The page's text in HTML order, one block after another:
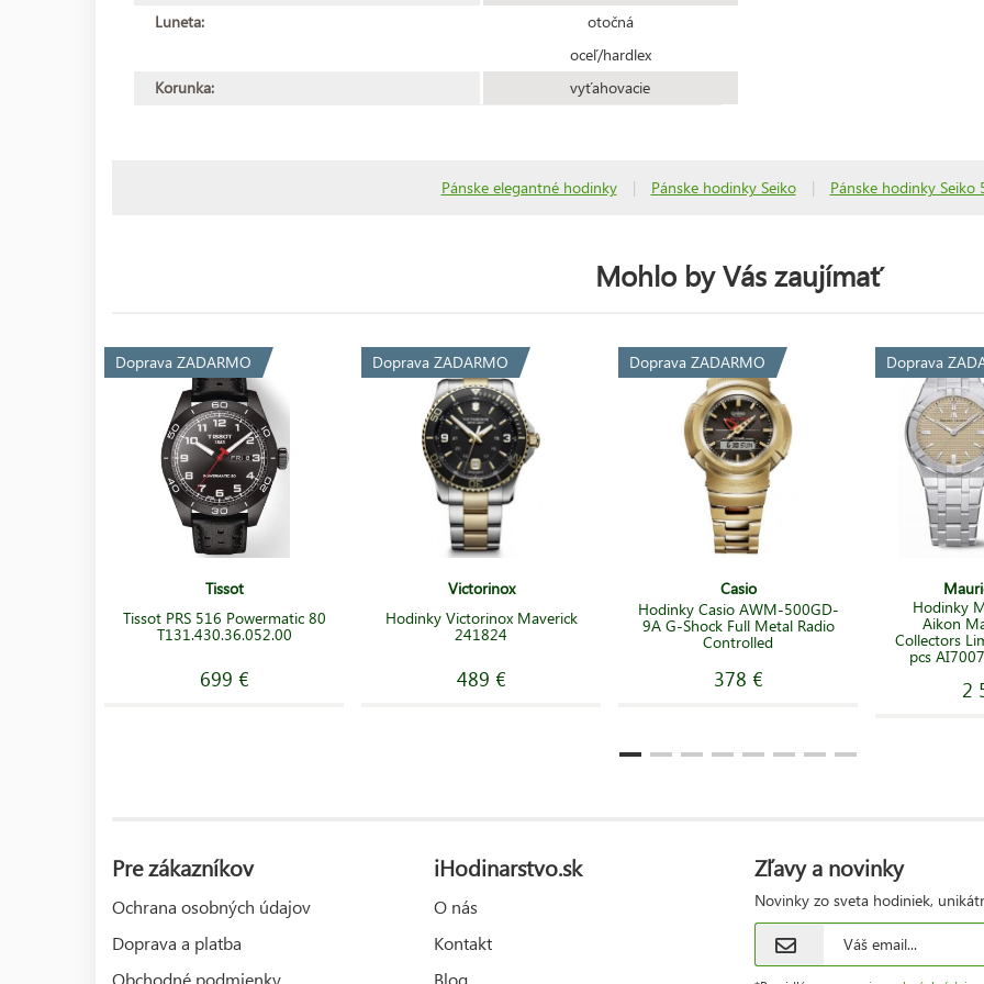
Luneta:
otočná
oceľ/hardlex
Korunka:
vyťahovacie
Pánske elegantné hodinky | Pánske hodinky Seiko | Pánske hodinky Seiko
Mohlo by Vás zaujímať
Doprava ZADARMO
Tissot
Tissot PRS 516 Powermatic 80
T131.430.36.052.00
699 €
Doprava ZADARMO
Victorinox
Hodinky Victorinox Maverick
241824
489 €
Doprava ZADARMO
Casio
Hodinky Casio AWM-500GD-
9A G-Shock Full Metal Radio
Controlled
378 €
Doprava
Hodinky
Aikon
Collectors
pcs
2
Pre zákazníkov
Ochrana osobných údajov
Doprava a platba
Obchodné podmienky
iHodinarstvo.sk
O nás
Kontakt
Blog
Zľavy a novinky
Novinky zo sveta hodiniek,